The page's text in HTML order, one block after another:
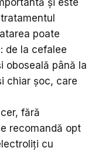
și este
poate
de la cefalee
oboseală până la
chiar șoc, care
fără
recomandă opt
cu